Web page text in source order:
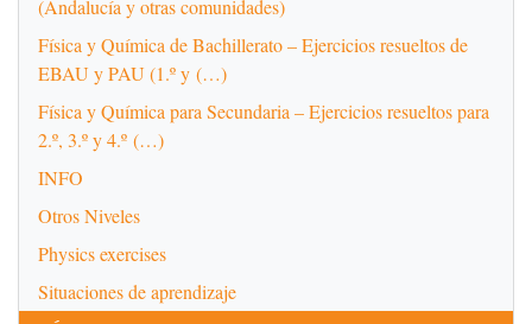
(Andalucía y otras comunidades)
Física y Química de Bachillerato – Ejercicios resueltos de
EBAU y PAU (1.º y (…)
Física y Química para Secundaria – Ejercicios resueltos para
2.º, 3.º y 4.º (…)
INFO
Otros Niveles
Physics exercises
Situaciones de aprendizaje